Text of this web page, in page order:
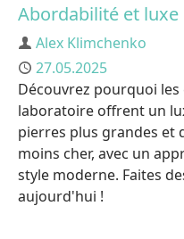
Abordabilité et luxe
Auteur
Alex Klimchenko
Publié
27.05.2025
Découvrez pourquoi
laboratoire offrent un
pierres plus grandes et
moins cher, avec un
style moderne. Faites
aujourd'hui !